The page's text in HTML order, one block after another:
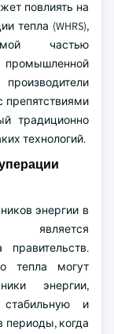
повлиять на
тепла (WHRS),
частью
препятствиями
традиционно
технологий.
энергии в
является
тепла могут
энергии,
и
периоды, когда